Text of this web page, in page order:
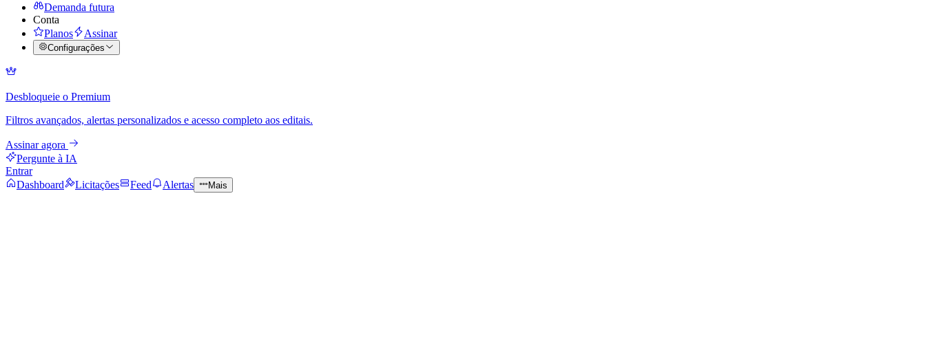
Demanda futura
Conta
Planos
Assinar
Configurações
Desbloqueie o Premium
Filtros avançados, alertas personalizados e acesso completo aos editais.
Assinar agora
Pergunte à IA
Entrar
Dashboard
Licitações Feed Alertas Mais